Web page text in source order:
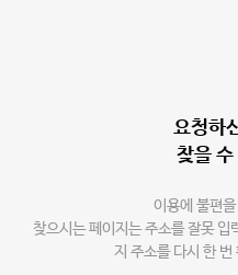
요청하
찾을
이용에 불편
찾으시는 페이지는 주소를 잘못 입
지 주소를 다시 한